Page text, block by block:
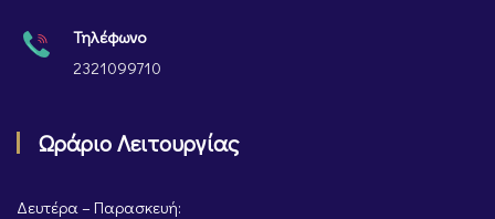
Τηλέφωνο
2321099710
Ωράριο Λειτουργίας
Δευτέρα – Παρασκευή: